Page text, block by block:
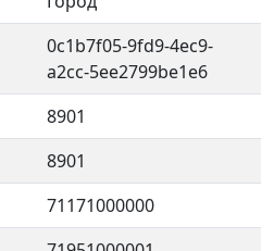
0c1b7f05-9fd9-4ec9-
a2cc-5ee2799be1e6
8901
8901
71171000000